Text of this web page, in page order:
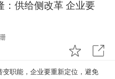
：供给侧改革 企业要
职能，企业要重新定位，避免